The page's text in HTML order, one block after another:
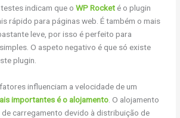
testes indicam que oWP Rocket é o plugin
rápido para páginas web. É também o mais
leve, por isso é perfeito para
O aspeto negativo é que só existe
plugin.
influenciam a velocidade de um
importantes é o alojamento . O alojamento
carregamento devido à distribuição de